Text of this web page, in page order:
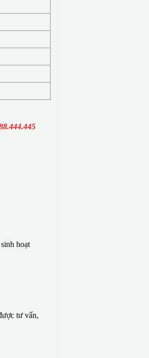
hoạt
tư vấn,